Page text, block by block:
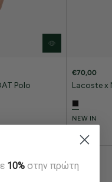
Polo
€70,00
Lacoste x
NEW IN
10% στην πρώτη